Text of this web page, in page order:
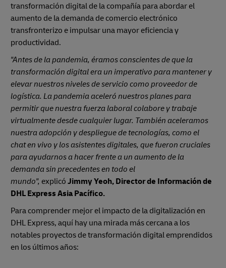
transformación digital de la compañía para abordar el
aumento de la demanda de comercio electrónico
transfronterizo e impulsar una mayor eficiencia y
productividad.
"Antes de la pandemia, éramos conscientes de que la
transformación digital era un imperativo para mantener y
elevar nuestros niveles de servicio como proveedor de
logística. La pandemia aceleró nuestros planes para
permitir que nuestra fuerza laboral colabore y trabaje
virtualmente desde cualquier lugar. También aceleramos
nuestra adopción y despliegue de tecnologías, como el
chat en vivo y los asistentes digitales, que fueron cruciales
para ayudarnos a hacer frente a un aumento de la
demanda sin precedentes en todo el
mundo", explicó Jimmy Yeoh, Director de Información de
DHL Express Asia Pacífico.
Para comprender mejor el impacto de la digitalización en
DHL Express, aquí hay una mirada más cercana a los
notables proyectos de transformación digital emprendidos
en los últimos años: